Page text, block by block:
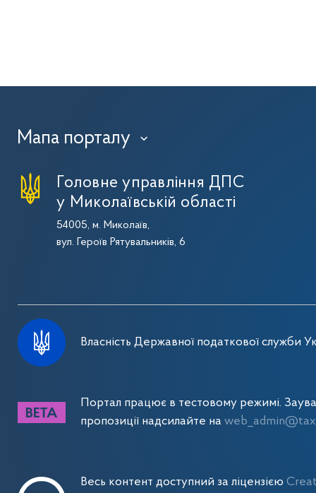
Мапа порталу ›
Головне управління ДПС
у Миколаївській області
54005, м. Миколаїв,
вул. Героїв Рятувальників, 6
Власність Державної податкової служби
Портал працює в тестовому режимі.
пропозиції надсилайте на
Весь контент доступний за ліцензією